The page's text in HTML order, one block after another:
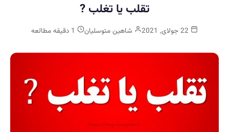
تقلب یا تغلب ?
شاهین متوسلیان